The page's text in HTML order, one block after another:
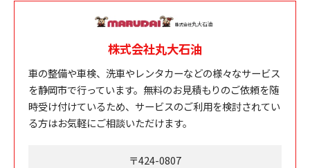
株式会社丸大石油
車の整備や車検、洗車やレンタカーなどの様々なサービス
を静岡市で行っています。無料のお見積もりのご依頼を随
時受け付けているため、サービスのご利用を検討されてい
る方はお気軽にご相談いただけます。
〒424-0807